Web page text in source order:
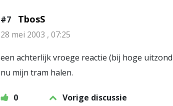
#7 TbosS
28 mei 2003 , 07:25
een achterlijk vroege reactie (bij hoge
nu mijn tram halen.
0 Vorige discussie